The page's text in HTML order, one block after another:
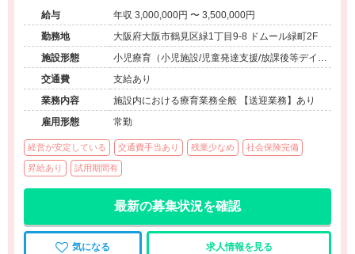
給与
年収 3,000,000円 〜 3,500,000円
勤務地
大阪府大阪市鶴見区緑1丁目9-8 ドムール緑町2F
施設形態
小児療育（小児施設/児童発達支援/放課後等デイサ
ービス）
交通費
支給あり
業務内容
施設内における療育業務全般 【送迎業務】あり
雇用形態
常勤
経営が安定している 交通費手当あり 残業少なめ 社会保険完備
昇給あり 試用期間有
最新の募集状況を確認
気になる 求人情報を見る